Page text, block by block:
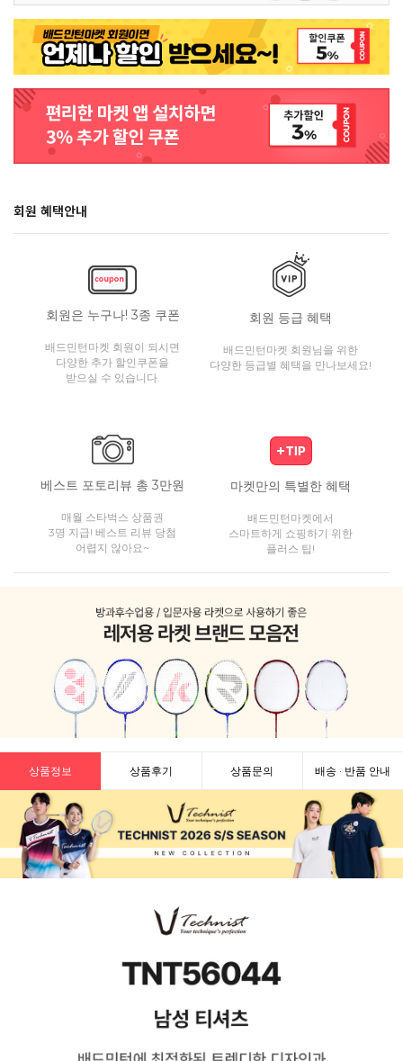
회원 혜택안내
회원은 누구나! 3종 쿠폰
배드민턴마켓 회원이 되시면
다양한 추가 할인쿠폰을
받으실 수 있습니다.
회원 등급 혜택
배드민턴마켓 회원님을 위한
다양한 등급별 혜택을 만나보세요!
베스트 포토리뷰 총 3만원
매월 스타벅스 상품권
3명 지급! 베스트 리뷰 당첨
어렵지 않아요~
마켓만의 특별한 혜택
배드민턴마켓에서
스마트하게 쇼핑하기 위한
플러스 팁!
상품정보 상품후기 상품문의 배송 · 반품 안내